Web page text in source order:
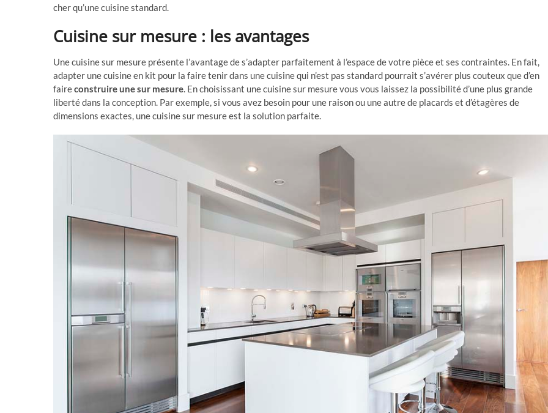
cher qu’une cuisine standard.
Cuisine sur mesure : les avantages
Une cuisine sur mesure présente l’avantage de s’adapter parfaitement à l’espace de votre pièce et ses contraintes. En fait,
adapter une cuisine en kit pour la faire tenir dans une cuisine qui n’est pas standard pourrait s’avérer plus couteux que d’en
faireconstruire une sur mesure. En choisissant une cuisine sur mesure vous vous laissez la possibilité d’une plus grande
liberté dans la conception. Par exemple, si vous avez besoin pour une raison ou une autre de placards et d’étagères de
dimensions exactes, une cuisine sur mesure est la solution parfaite.